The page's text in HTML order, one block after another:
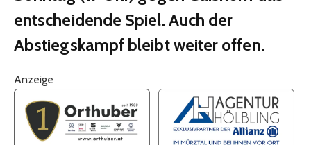
entscheidende Spiel. Auch der
Abstiegskampf bleibt weiter offen.
Anzeige